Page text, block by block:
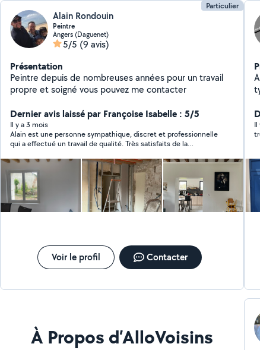
Particulier
Alain Rondouin
Peintre
Angers (Daguenet)
5/5 (9 avis)
Présentation
Peintre depuis de nombreuses années pour un travail
propre et soigné vous pouvez me contacter
Dernier avis laissé par Françoise Isabelle : 5/5
Il y a 3 mois
Alain est une personne sympathique, discret et professionnelle
qui a effectué un travail de qualité. Très satisfaits de la
Voir le profil Contacter
Il
À Propos d’AlloVoisins